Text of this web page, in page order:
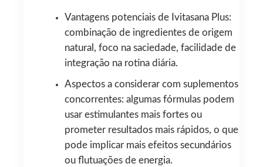
Vantagens potenciais de Ivitasana Plus:
combinação de ingredientes de origem
natural, foco na saciedade, facilidade de
integração na rotina diária.
Aspectos a considerar com suplementos
concorrentes: algumas fórmulas podem
usar estimulantes mais fortes ou
prometer resultados mais rápidos, o que
pode implicar mais efeitos secundários
ou flutuações de energia.